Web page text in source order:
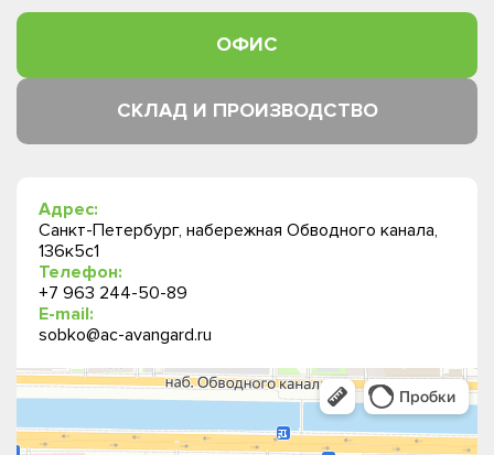
ОФИС
СКЛАД И ПРОИЗВОДСТВО
Адрес:
Санкт-Петербург, набережная Обводного канала,
136к5с1
Телефон:
+7 963 244-50-89
E-mail:
sobko@ac-avangard.ru